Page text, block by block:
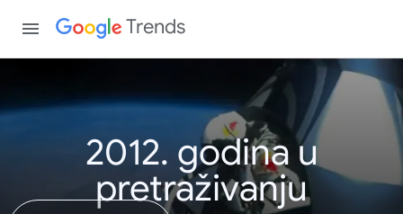
Trends
2012. godina u
pretraživanju